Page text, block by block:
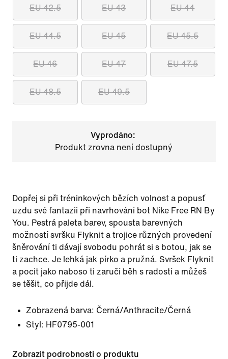
EU 42.5 EU 43 EU 44
EU 44.5 EU 45 EU 45.5
EU 46 EU 47 EU 47.5
EU 48.5 EU 49.5
Vyprodáno:
Produkt zrovna není dostupný
Dopřej si při tréninkových bězích volnost a popusť
uzdu své fantazii při navrhování bot Nike Free RN By
You. Pestrá paleta barev, spousta barevných
možností svršku Flyknit a trojice různých provedení
šněrování ti dávají svobodu pohrát si s botou, jak se
ti zachce. Je lehká jak pírko a pružná. Svršek Flyknit
a pocit jako naboso ti zaručí běh s radostí a můžeš
se těšit, co přijde dál.
Zobrazená barva: Černá/Anthracite/Černá
Styl: HF0795-001
Zobrazit podrobnosti o produktu